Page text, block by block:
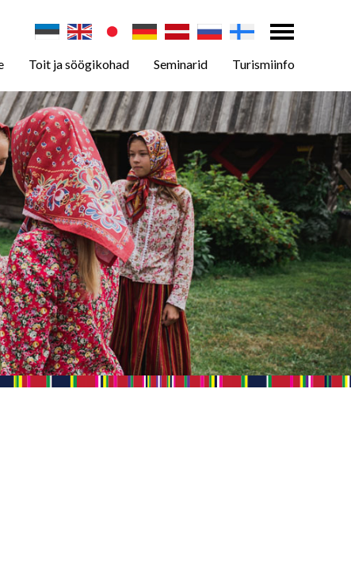
Toit ja söögikohad Seminarid Turismiinfo